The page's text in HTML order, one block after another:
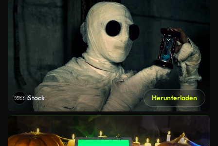
iStock Herunterladen